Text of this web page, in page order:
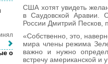
США хотят увидеть
в Саудовской Аравии.
России Дмитрий Песков,
«Собственно, это,
мира члены режима
важно и нужно
встречу американской и
о